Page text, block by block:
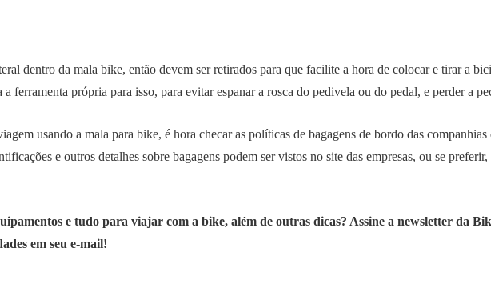
dentro da mala bike, então devem ser retirados para que facilite a hora de colocar e tirar a
ferramenta própria para isso, para evitar espanar a rosca do pedivela ou do pedal, e perder a
usando a mala para bike, é hora checar as políticas de bagagens de bordo das companhias
e outros detalhes sobre bagagens podem ser vistos no site das empresas, ou se
e tudo para viajar com a bike, além de outras dicas? Assine a newsletter da
em seu e-mail!